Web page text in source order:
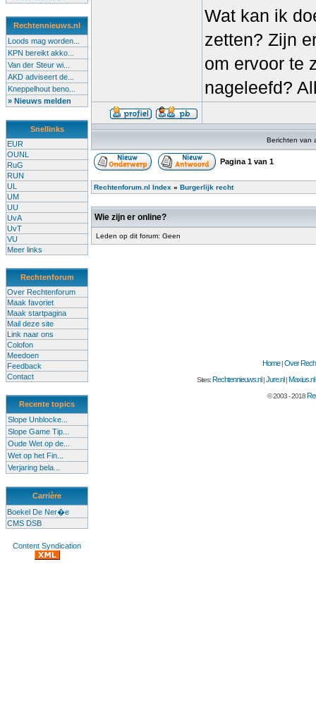
Rechtennieuws.nl
Loods mag worden...
KPN bereikt akko...
Van der Steur wi...
AKD adviseert de...
Kneppelhout beno...
» Nieuws melden
Snellinks
EUR
OUNL
RuG
RUN
UL
UM
UU
UvA
UvT
VU
Meer links
Rechtenforum
Over Rechtenforum
Maak favoriet
Maak startpagina
Mail deze site
Link naar ons
Colofon
Meedoen
Feedback
Contact
Recente topics
Slope Unblocke...
Slope Game Tip...
Oude Wet op de...
Wet op het Fin...
Verjaring bela...
Carrière
Boekel De Ner�e
CMS DSB
Content Syndication
Wat kan ik
zetten? Zijn
om ervoor te
nageleefd?
Berichten van
Pagina 1 van 1
Rechtenforum.nl Index » Burgerlijk recht
Wie zijn er online?
Leden op dit forum: Geen
Home|Over
Sites:Rechtennieuws.nl |Jure.nl |Maxius.nl
© 2003 - 2018